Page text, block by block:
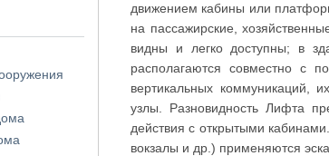
движением кабины или
на пассажирские,
видны и легко доступны; в
располагаются совместно с
вертикальных коммуникаций,
узлы. Разновидность Лифта
действия с открытыми
вокзалы и др.) применяются